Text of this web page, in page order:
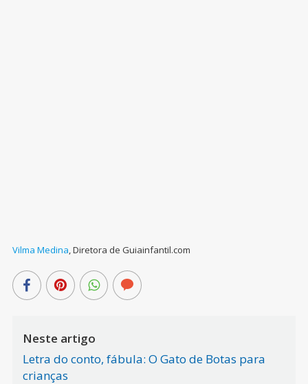
Vilma Medina,Diretora de Guiainfantil.com
Neste artigo
Letra do conto, fábula: O Gato de Botas para
crianças